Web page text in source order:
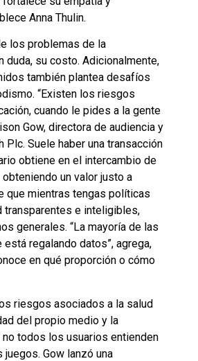
Anna Thulin.
los problemas de la
duda, su costo. Adicionalmente,
también plantea desafíos
“Existen los riesgos
cuando le pides a la gente
Gow, directora de audiencia y
Plc. Suele haber una transacción
obtiene en el intercambio de
un valor justo a
que mientras tengas políticas
transparentes e inteligibles,
generales. “La mayoría de las
regalando datos”, agrega,
en qué proporción o cómo
riesgos asociados a la salud
del propio medio y la
todos los usuarios entienden
Gow lanzó una